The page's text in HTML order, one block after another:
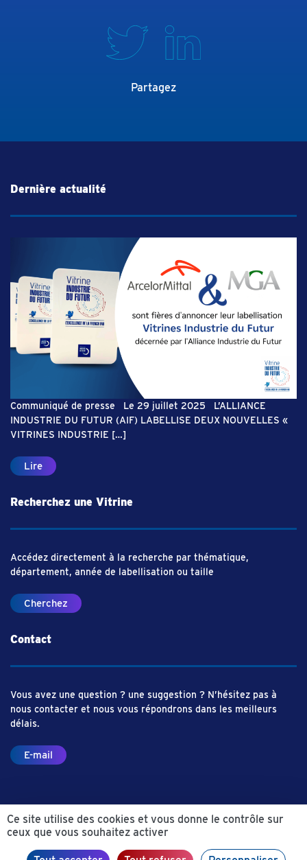
Partagez
Dernière actualité
Communiqué de presse Le 29 juillet 2025 L’ALLIANCE
INDUSTRIE DU FUTUR (AIF) LABELLISE DEUX NOUVELLES «
VITRINES INDUSTRIE […]
Lire
Recherchez une Vitrine
Accédez directement à la recherche par thématique,
département, année de labellisation ou taille
Cherchez
Contact
Vous avez une question ? une suggestion ? N’hésitez pas à
nous contacter et nous vous répondrons dans les meilleurs
délais.
E-mail
© Aliance Industrie du Futur – 2019
Politique de confidentialité
Préférences de cookies
Ce site utilise des cookies et vous donne le contrôle sur
ceux que vous souhaitez activer